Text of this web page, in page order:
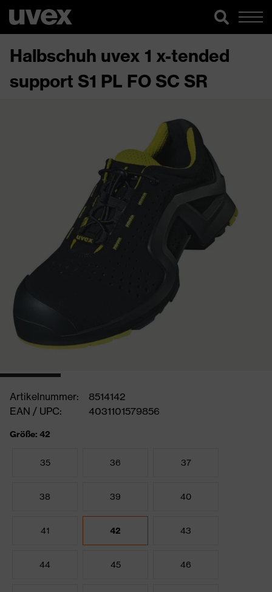
Halbschuh uvex 1 x-tended
support S1 PL FO SC SR
Artikelnummer:
8514142
EAN / UPC:
4031101579856
Größe: 42
35 36 37
38 39 40
41 42 43
44 45 46